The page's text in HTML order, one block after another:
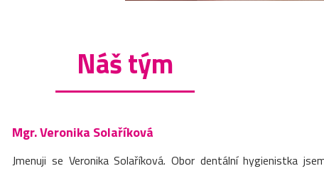
Náš tým
Mgr. Veronika Solaříková
Jmenuji se Veronika Solaříková. Obor dentální hygienistka